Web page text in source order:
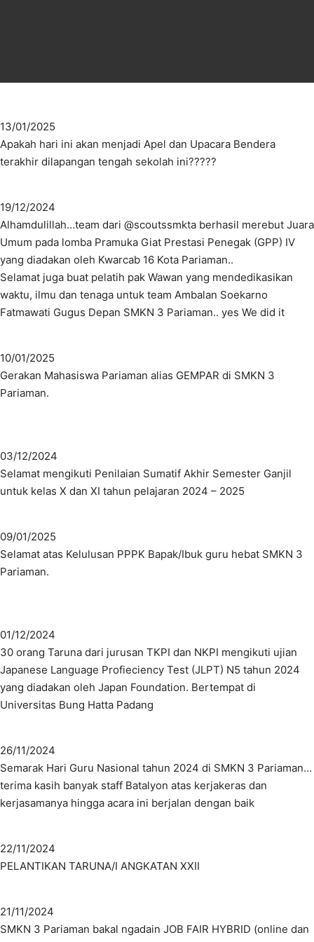
13/01/2025
Apakah hari ini akan menjadi Apel dan Upacara Bendera
terakhir dilapangan tengah sekolah ini?????
19/12/2024
Alhamdulillah…team dari @scoutssmkta berhasil merebut Juara
Umum pada lomba Pramuka Giat Prestasi Penegak (GPP) IV
yang diadakan oleh Kwarcab 16 Kota Pariaman..
Selamat juga buat pelatih pak Wawan yang mendedikasikan
waktu, ilmu dan tenaga untuk team Ambalan Soekarno
Fatmawati Gugus Depan SMKN 3 Pariaman.. yes We did it
10/01/2025
Gerakan Mahasiswa Pariaman alias GEMPAR di SMKN 3
Pariaman.
03/12/2024
Selamat mengikuti Penilaian Sumatif Akhir Semester Ganjil
untuk kelas X dan XI tahun pelajaran 2024 – 2025
09/01/2025
Selamat atas Kelulusan PPPK Bapak/Ibuk guru hebat SMKN 3
Pariaman.
01/12/2024
30 orang Taruna dari jurusan TKPI dan NKPI mengikuti ujian
Japanese Language Profieciency Test (JLPT) N5 tahun 2024
yang diadakan oleh Japan Foundation. Bertempat di
Universitas Bung Hatta Padang
26/11/2024
Semarak Hari Guru Nasional tahun 2024 di SMKN 3 Pariaman…
terima kasih banyak staff Batalyon atas kerjakeras dan
kerjasamanya hingga acara ini berjalan dengan baik
22/11/2024
PELANTIKAN TARUNA/I ANGKATAN XXII
21/11/2024
SMKN 3 Pariaman bakal ngadain JOB FAIR HYBRID (online dan